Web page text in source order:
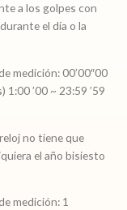
a los golpes con
el día o la
medición: 00’00″00
’00 ~ 23:59 ’59
no tiene que
el año bisiesto
medición: 1